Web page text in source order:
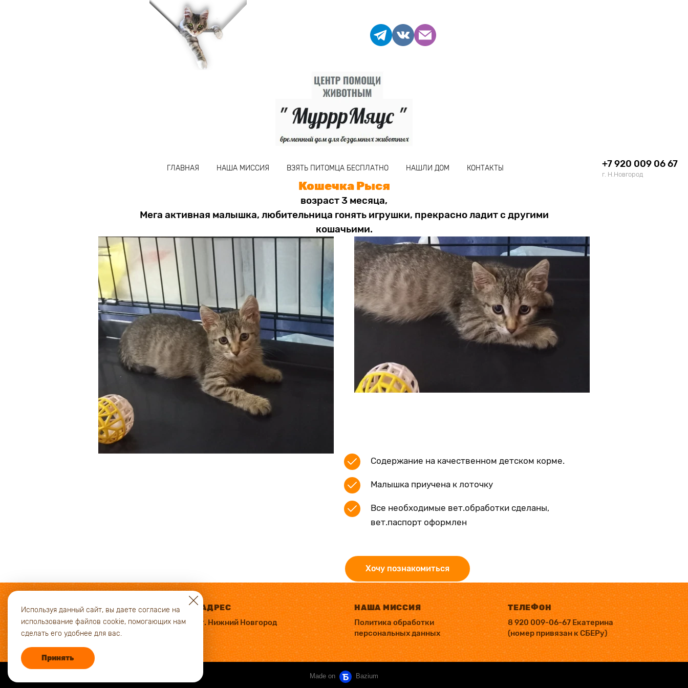
ГЛАВНАЯ НАША МИССИЯ ВЗЯТЬ ПИТОМЦА БЕСПЛАТНО НАШЛИ ДОМ КОНТАКТЫ +7 920 009 06 67
г. Н.Новгород
Кошечка Рыся
возраст 3 месяца,
Мега активная малышка, любительница гонять игрушки, прекрасно ладит с другими
кошачьими.
Содержание на качественном детском корме.
Малышка приучена к лоточку
Все необходимые вет.обработки сделаны,
вет.паспорт оформлен
Хочу познакомиться
АДРЕС
г. Нижний Новгород
НАША МИССИЯ
Политика обработки
персональных данных
ТЕЛЕФОН
8 920 009-06-67 Екатерина
(номер привязан к СБЕРу)
Используя данный сайт, вы даете согласие на
использование файлов cookie, помогающих нам
сделать его удобнее для вас.
Принять
Made on Bazium